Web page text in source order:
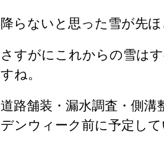
降らないと思った雪が先
さすがにこれからの雪は
すね。
道路舗装・漏水調査・側
デンウィーク前に予定し